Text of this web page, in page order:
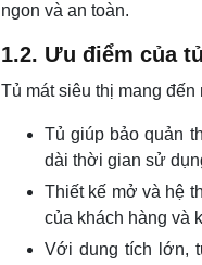
ngon và an toàn.
1.2. Ưu điểm của
Tủ mát siêu thị mang
Tủ giúp bảo quản
dài thời gian sử
Thiết kế mở và hệ
của khách hàng và
Với dung tích lớn,